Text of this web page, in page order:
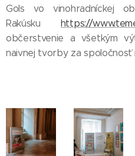
Gols vo vinohradníckej
Rakúsku https://
občerstvenie a všetkým
naivnej tvorby za spoločnosť